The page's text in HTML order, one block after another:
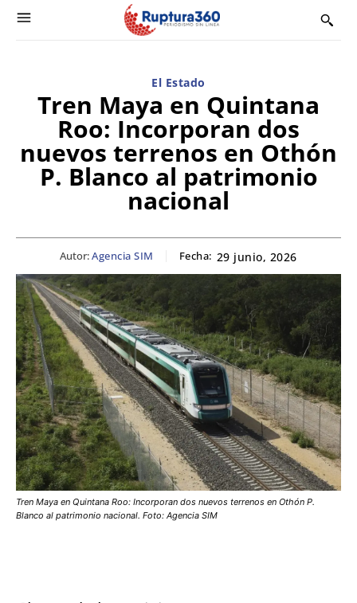
El Estado
Tren Maya en Quintana
Roo: Incorporan dos
nuevos terrenos en Othón
P. Blanco al patrimonio
nacional
Autor:Agencia SIM Fecha: 29 junio, 2026
Tren Maya en Quintana Roo: Incorporan dos nuevos terrenos en Othón P.
Blanco al patrimonio nacional. Foto: Agencia SIM